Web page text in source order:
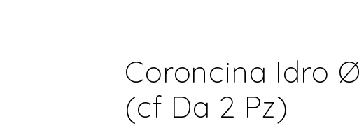
Coroncina Idro
(cf Da 2 Pz)